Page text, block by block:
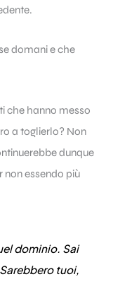
domani e che
che hanno messo
a toglierlo? Non
dunque
non essendo più
dominio. Sai
tuoi,